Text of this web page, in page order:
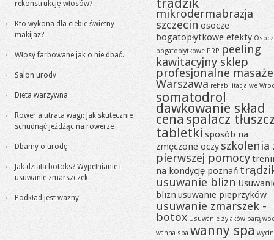
rekonstrukcję włosów?
Kto wykona dla ciebie świetny
makijaż?
Włosy farbowane jak o nie dbać.
Salon urody
Dieta warzywna
Rower a utrata wagi: Jak skutecznie
schudnąć jeżdżąc na rowerze
Dbamy o urodę
Jak działa botoks? Wypełnianie i
usuwanie zmarszczek
Podkład jest ważny
mikrodermabrazja
szczecin osocze
bogatopłytkowe efekty
bogatopłytkowe PRP peeling
kawitacyjny sklep
profesjonalne masaże
Warszawa rehabilitacja we
somatodrol
dawkowanie skład
cena spalacz
tabletki sposób na
zmęczone oczy szkolenia
pierwszej pomocy
na kondycję poznań
usuwanie blizn
blizn usuwanie pieprzyków
usuwanie zmarszek -
botox Usuwanie żylaków parą
wanna spa wanny spa